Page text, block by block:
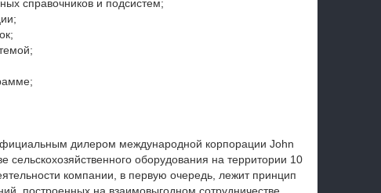
справочников и подсистем;
дилером международной корпорации John
оборудования на территории 10
компании, в первую очередь, лежит принцип